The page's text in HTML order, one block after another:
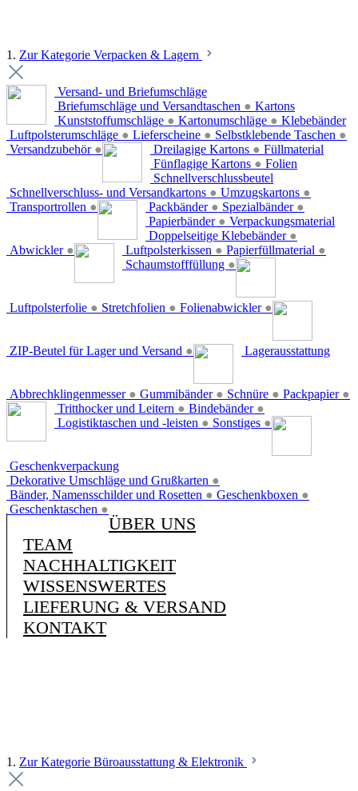
1. Zur Kategorie Verpacken & Lagern
Versand- und Briefumschläge
Briefumschläge und Versandtaschen ●
Kunststoffumschläge ● Kartonumschläge ●
Luftpolsterumschläge ● Lieferscheine ● Selbstklebende Taschen ●
Versandzubehör ●
Kartons
Dreilagige Kartons ●
Fünflagige Kartons ●
Schnellverschluss- und Versandkartons ● Umzugskartons ●
Transportrollen ●
Klebebänder
Packbänder ● Spezialbänder ●
Papierbänder ●
Doppelseitige Klebebänder ●
Abwickler ●
Füllmaterial
Luftpolsterkissen ● Papierfüllmaterial ●
Schaumstofffüllung ●
Folien
Luftpolsterfolie ● Stretchfolien ● Folienabwickler ●
Schnellverschlussbeutel
ZIP-Beutel für Lager und Versand ●
Verpackungsmaterial
Abbrechklingenmesser ● Gummibänder ● Schnüre ● Packpapier ●
Lagerausstattung
Tritthocker und Leitern ● Bindebänder ●
Logistiktaschen und -leisten ● Sonstiges ●
Geschenkverpackung
Dekorative Umschläge und Grußkarten ●
Bänder, Namensschilder und Rosetten ● Geschenkboxen ●
Geschenktaschen ●
ÜBER UNS
TEAM
NACHHALTIGKEIT
WISSENSWERTES
LIEFERUNG & VERSAND
KONTAKT
1. Zur Kategorie Büroausstattung & Elektronik